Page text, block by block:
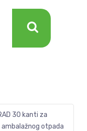
30 kanti za
otpada